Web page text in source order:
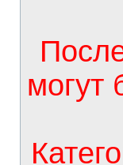
могут